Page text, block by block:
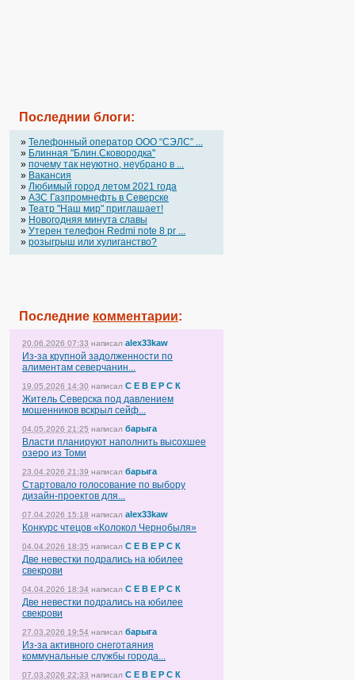
Последнии блоги:
» Телефонный оператор OOO “СЭЛС” ...
» Блинная "Блин.Сковородка"
» почему так неуютно, неубрано в ...
» Вакансия
» Любимый город летом 2021 года
» АЗС Газпромнефть в Северске
» Театр "Наш мир" приглашает!
» Новогодняя минута славы
» Утерен телефон Redmi note 8 pr ...
» розыгрыш или хулиганство?
Последние комментарии:
20.06.2026 07:33 написал alex33kaw
Из-за крупной задолженности по
алиментам северчанин...
19.05.2026 14:30 написал С Е В Е Р С К
Житель Северска под давлением
мошенников вскрыл сейф...
04.05.2026 21:25 написал барыга
Власти планируют наполнить высохшее
озеро из Томи
23.04.2026 21:39 написал барыга
Стартовало голосование по выбору
дизайн-проектов для...
07.04.2026 15:18 написал alex33kaw
Конкурс чтецов «Колокол Чернобыля»
04.04.2026 18:35 написал С Е В Е Р С К
Две невестки подрались на юбилее
свекрови
04.04.2026 18:34 написал С Е В Е Р С К
Две невестки подрались на юбилее
свекрови
27.03.2026 19:54 написал барыга
Из-за активного снеготаяния
коммунальные службы города...
07.03.2026 22:33 написал С Е В Е Р С К